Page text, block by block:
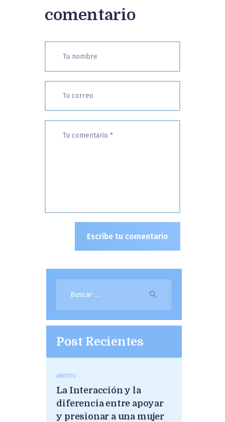
comentario
Post Recientes
ABORTO
La Interacción y la
diferencia entre apoyar
y presionar a una mujer